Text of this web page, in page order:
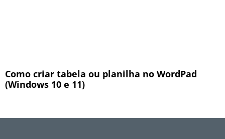
Como criar tabela ou planilha no WordPad
(Windows 10 e 11)